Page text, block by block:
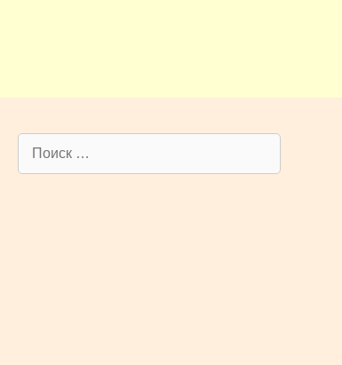
Поиск: